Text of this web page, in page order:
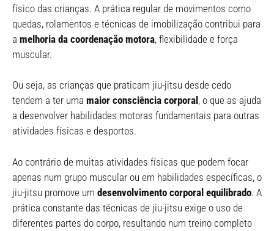
físico das crianças. A prática regular de movimentos como
quedas, rolamentos e técnicas de imobilização contribui para
a melhoria da coordenação motora, flexibilidade e força
muscular.
Ou seja, as crianças que praticam jiu-jitsu desde cedo
tendem a ter uma maior consciência corporal , o que as ajuda
a desenvolver habilidades motoras fundamentais para outras
atividades físicas e desportos.
Ao contrário de muitas atividades físicas que podem focar
apenas num grupo muscular ou em habilidades específicas, o
jiu-jitsu promove um desenvolvimento corporal equilibrado. A
prática constante das técnicas de jiu-jitsu exige o uso de
diferentes partes do corpo, resultando num treino completo